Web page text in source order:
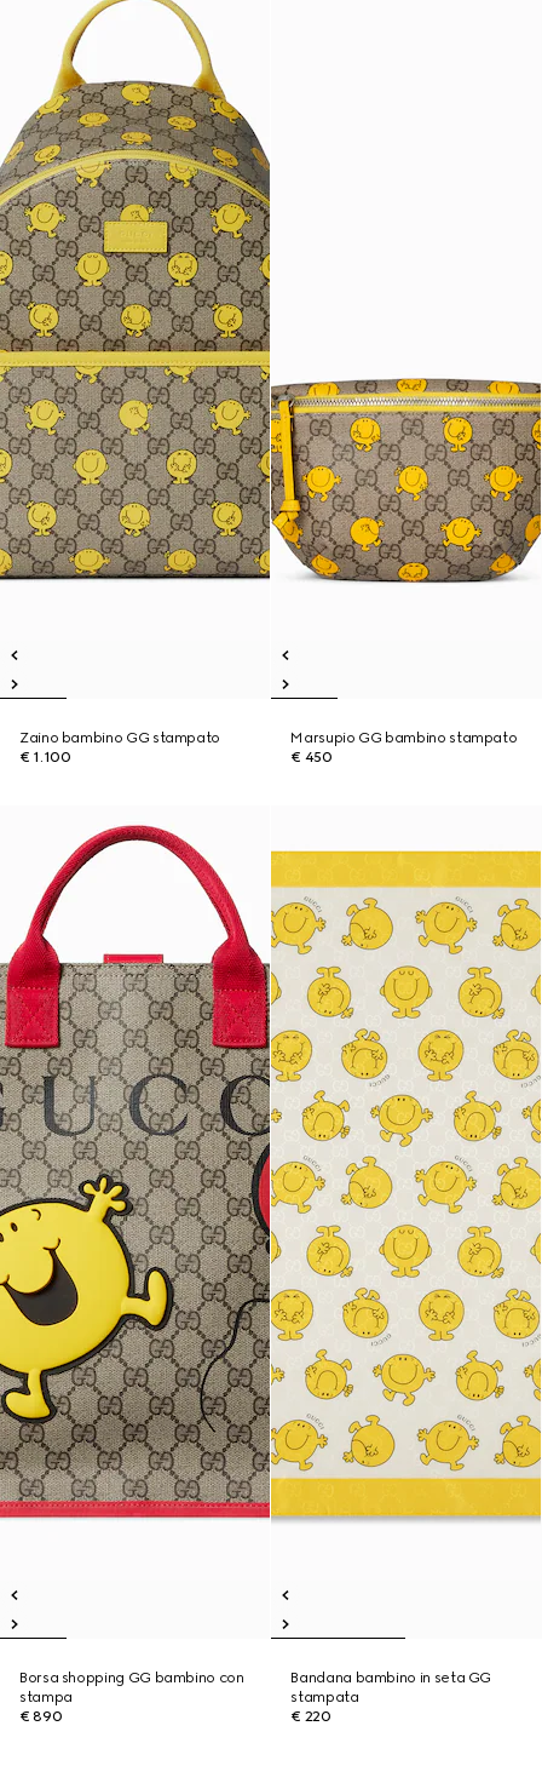
Zaino bambino GG stampato
€ 1.100
Marsupio GG bambino stampato
€ 450
Borsa shopping GG bambino con
stampa
€ 890
Bandana bambino in seta GG
stampata
€ 220